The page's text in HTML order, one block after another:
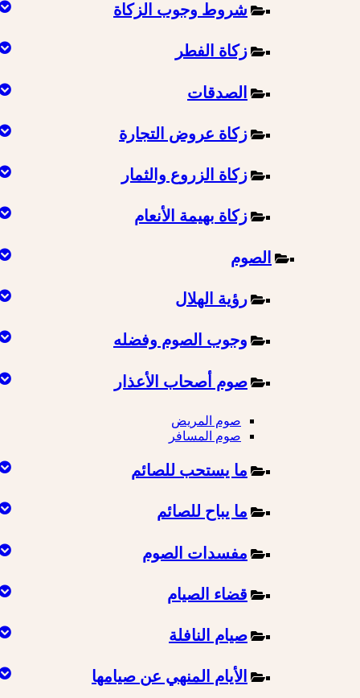
شروط وجوب الزكاة
زكاة الفطر
الصدقات
زكاة عروض التجارة
زكاة الزروع والثمار
زكاة بهيمة الأنعام
الصوم
رؤية الهلال
وجوب الصوم وفضله
صوم أصحاب الأعذار
صوم المريض
صوم المسافر
ما يستحب للصائم
ما يباح للصائم
مفسدات الصوم
قضاء الصيام
صيام النافلة
الأيام المنهي عن صيامها